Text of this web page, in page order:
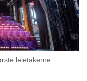
leietakerne.